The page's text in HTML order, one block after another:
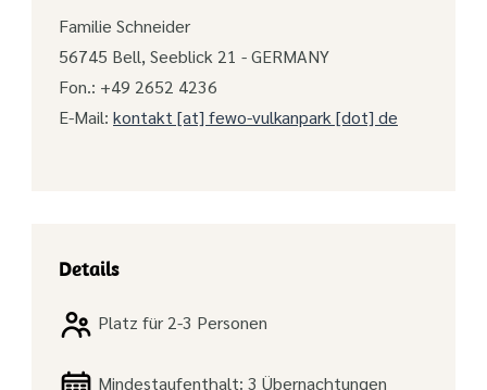
Familie Schneider
56745 Bell, Seeblick 21 - GERMANY
Fon.: +49 2652 4236
E-Mail: kontakt [at] fewo-vulkanpark [dot] de
Details
Platz für 2-3 Personen
Mindestaufenthalt: 3 Übernachtungen